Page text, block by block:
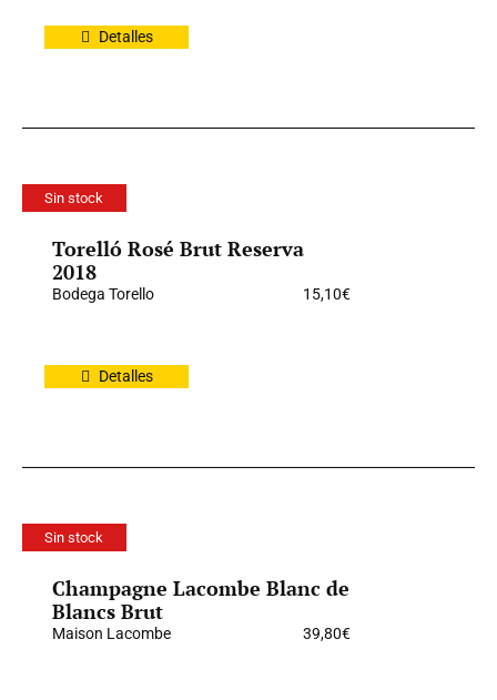
Detalles
Sin stock
Torelló Rosé Brut Reserva
2018
Bodega Torello 15,10€
Detalles
Sin stock
Champagne Lacombe Blanc de
Blancs Brut
Maison Lacombe 39,80€